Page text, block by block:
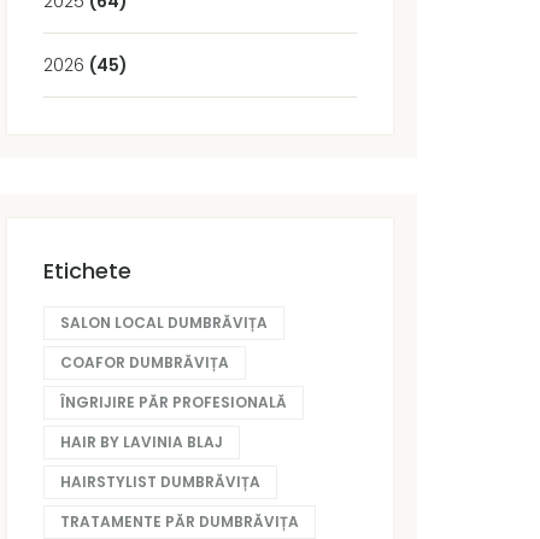
2026 (45)
Etichete
SALON LOCAL DUMBRĂVIȚA
COAFOR DUMBRĂVIȚA
ÎNGRIJIRE PĂR PROFESIONALĂ
HAIR BY LAVINIA BLAJ
HAIRSTYLIST DUMBRĂVIȚA
TRATAMENTE PĂR DUMBRĂVIȚA